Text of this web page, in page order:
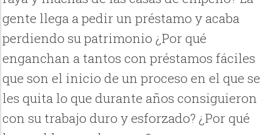
gente llega a pedir un préstamo y acaba
perdiendo su patrimonio ¿Por qué
enganchan a tantos con préstamos fáciles
que son el inicio de un proceso en el que se
les quita lo que durante años consiguieron
con su trabajo duro y esforzado? ¿Por qué